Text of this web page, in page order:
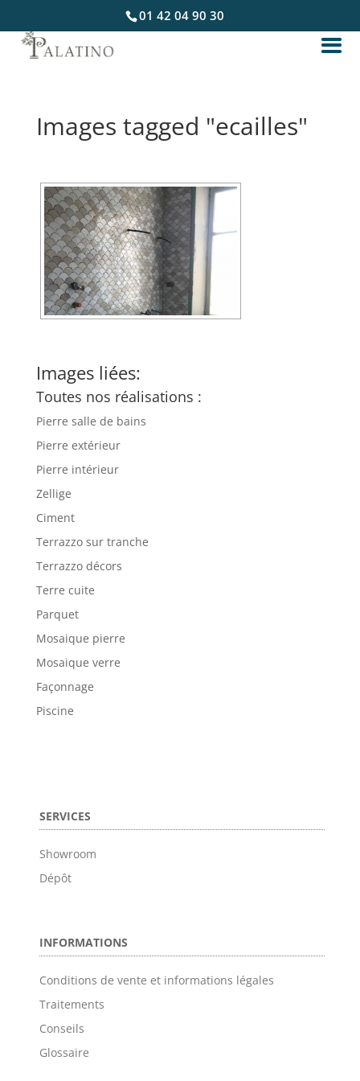
01 42 04 90 30
Images tagged "ecailles"
Images liées:
Toutes nos réalisations :
Pierre salle de bains
Pierre extérieur
Pierre intérieur
Zellige
Ciment
Terrazzo sur tranche
Terrazzo décors
Terre cuite
Parquet
Mosaique pierre
Mosaique verre
Façonnage
Piscine
SERVICES
Showroom
Dépôt
INFORMATIONS
Conditions de vente et informations légales
Traitements
Conseils
Glossaire